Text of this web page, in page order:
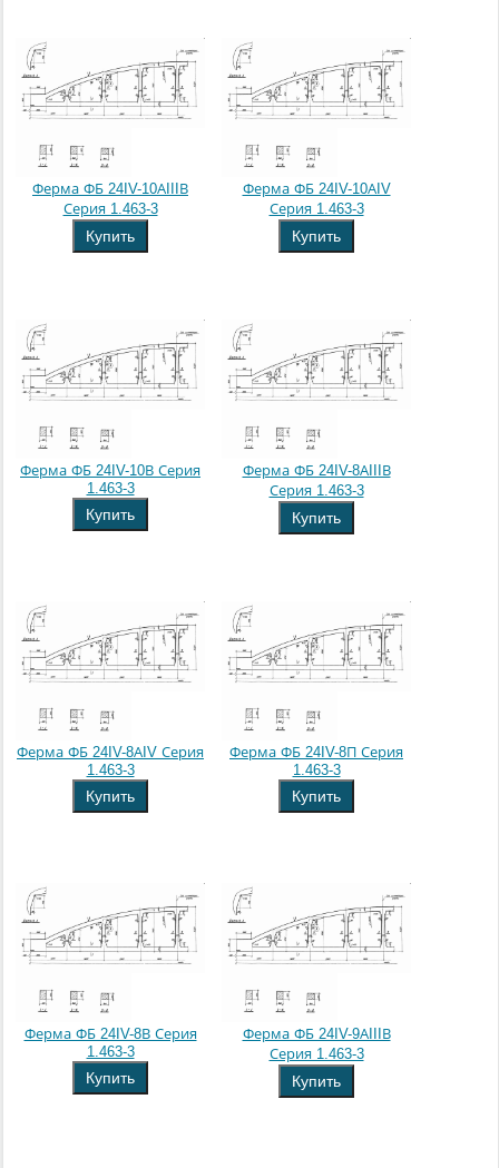
Ферма ФБ 24IV-10АIIIВ
Серия 1.463-3
Купить
Ферма ФБ 24IV-10АIV
Серия 1.463-3
Купить
Ферма ФБ 24IV-10В Серия
1.463-3
Купить
Ферма ФБ 24IV-8АIIIВ
Серия 1.463-3
Купить
Ферма ФБ 24IV-8АIV Серия
1.463-3
Купить
Ферма ФБ 24IV-8П Серия
1.463-3
Купить
Ферма ФБ 24IV-8В Серия
1.463-3
Купить
Ферма ФБ 24IV-9АIIIВ
Серия 1.463-3
Купить